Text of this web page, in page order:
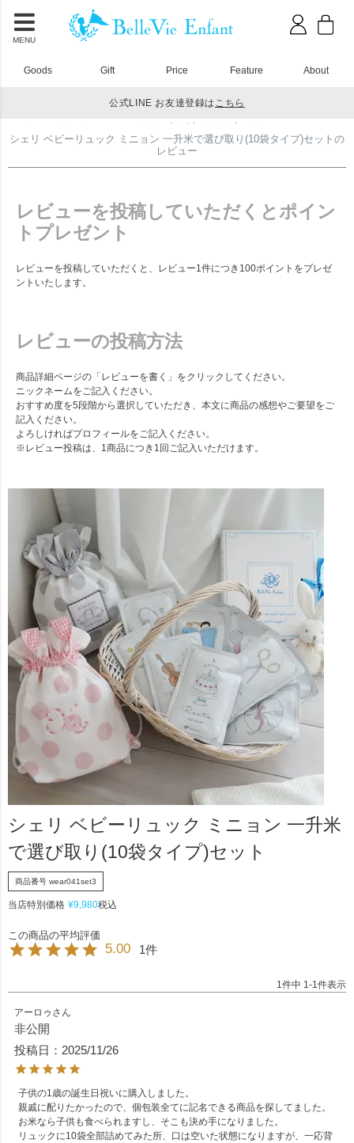
MENU
Goods Gift Price Feature About
公式LINE お友達登録は こちら
シェリ ベビーリュック ミニョン 一升米で選び取り(10袋タイプ)セットの
レビュー
レビューを投稿していただくとポイン
トプレゼント
レビューを投稿していただくと、レビュー1件につき100ポイントをプレゼ
ントいたします。
レビューの投稿方法
商品詳細ページの「レビューを書く」をクリックしてください。
ニックネームをご記入ください。
おすすめ度を5段階から選択していただき、本文に商品の感想やご要望をご
記入ください。
よろしければプロフィールをご記入ください。
※レビュー投稿は、1商品につき1回ご記入いただけます。
シェリ ベビーリュック ミニョン 一升米
で選び取り(10袋タイプ)セット
商品番号 wear041set3
当店特別価格 ¥9,980税込
5.00 1
1 件中 1 -1 件表示
アーロゥ
非公開
投稿日
2025/11/26
子供の1歳の誕生日祝いに購入しました。
親戚に配りたかったので、個包装全てに記名できる商品を探してました。
お米なら子供も食べられますし、そこも決め手になりました。
リュックに10袋全部詰めてみた所、口は空いた状態になりますが、一応背